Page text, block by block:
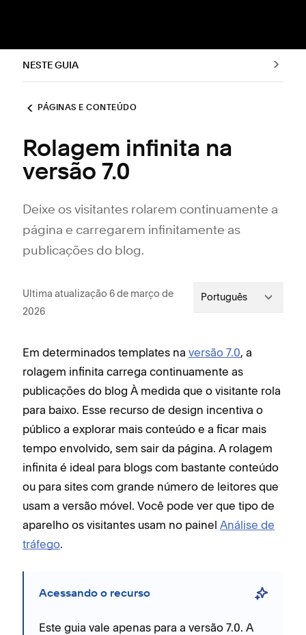
NESTE GUIA
PÁGINAS E CONTEÚDO
Rolagem infinita na
versão 7.0
Deixe os visitantes rolarem continuamente a
página e carregarem infinitamente as
publicações do blog.
Ultima atualização 6 de março de
2026
Português
Em determinados templates na versão 7.0, a
rolagem infinita carrega continuamente as
publicações do blog À medida que o visitante rola
para baixo. Esse recurso de design incentiva o
público a explorar mais conteúdo e a ficar mais
tempo envolvido, sem sair da página. A rolagem
infinita é ideal para blogs com bastante conteúdo
ou para sites com grande número de leitores que
usam a versão móvel. Você pode ver que tipo de
aparelho os visitantes usam no painel Análise de
tráfego.
Acessando o recurso
Este guia vale apenas para a versão 7.0. A